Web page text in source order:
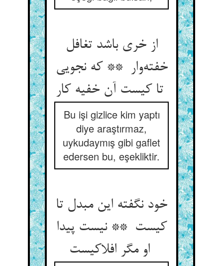
از خری باشد تغافل
خفته‌وار ** که نجویی
Bu işi gizlice kim yaptı
diye araştırmaz,
uykudaymış gibi gaflet
edersen bu, eşekliktir.
خود نگفته این مبدل تا
کیست ** نیست پیدا